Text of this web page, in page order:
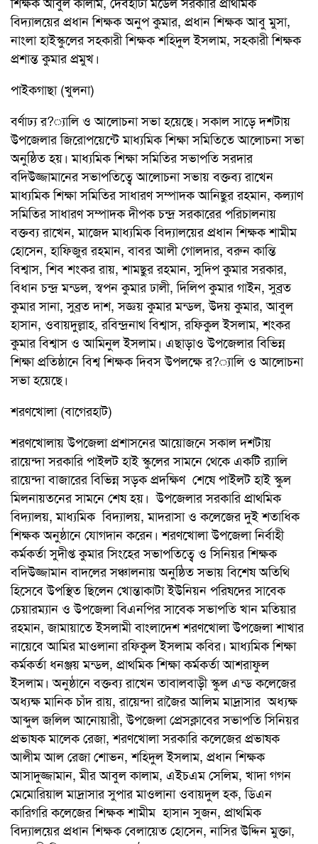
বিদ্যালয়ের প্রধান শিক্ষক অনুপ কুমার, প্রধান শিক্ষক আবু মুসা,
নাংলা হাইস্কুলের সহকারী শিক্ষক শহিদুল ইসলাম, সহকারী শিক্ষক
প্রশান্ত কুমার প্রমুখ।
পাইকগাছা (খুলনা)
বর্ণাঢ্য র?্যালি ও আলোচনা সভা হয়েছে। সকাল সাড়ে দশটায়
উপজেলার জিরোপয়েন্টে মাধ্যমিক শিক্ষা সমিতিতে আলোচনা সভা
অনুষ্ঠিত হয়। মাধ্যমিক শিক্ষা সমিতির সভাপতি সরদার
বদিউজ্জামানের সভাপতিত্বে আলোচনা সভায় বক্তব্য রাখেন
মাধ্যমিক শিক্ষা সমিতির সাধারণ সম্পাদক আনিছুর রহমান, কল্যাণ
সমিতির সাধারণ সম্পাদক দীপক চন্দ্র সরকারের পরিচালনায়
বক্তব্য রাখেন, মাজেদ মাধ্যমিক বিদ্যালয়ের প্রধান শিক্ষক শামীম
হোসেন, হাফিজুর রহমান, বাবর আলী গোলদার, বরুন কান্তি
বিশ্বাস, শিব শংকর রায়, শামছুর রহমান, সুদিপ কুমার সরকার,
বিধান চন্দ্র মন্ডল, স্বপন কুমার ঢালী, দিলিপ কুমার গাইন, সুব্রত
কুমার সানা, সুব্রত দাশ, সজ্ঞয় কুমার মন্ডল, উদয় কুমার, আবুল
হাসান, ওবায়দুল্লাহ, রবিন্দ্রনাথ বিশ্বাস, রফিকুল ইসলাম, শংকর
কুমার বিশ্বাস ও আমিনুল ইসলাম। এছাড়াও উপজেলার বিভিন্ন
শিক্ষা প্রতিষ্ঠানে বিশ্ব শিক্ষক দিবস উপলক্ষে র?্যালি ও আলোচনা
সভা হয়েছে।
শরণখোলা (বাগেরহাট)
শরণখোলায় উপজেলা প্রশাসনের আয়োজনে সকাল দশটায়
রায়েন্দা সরকারি পাইলট হাই স্কুলের সামনে থেকে একটি র‌্যালি
রায়েন্দা বাজারের বিভিন্ন সড়ক প্রদক্ষিণ শেষে পাইলট হাই স্কুল
মিলনায়তনের সামনে শেষ হয়। উপজেলার সরকারি প্রাথমিক
বিদ্যালয়, মাধ্যমিক বিদ্যালয়, মাদরাসা ও কলেজের দুই শতাধিক
শিক্ষক অনুষ্ঠানে যোগদান করেন। শরণখোলা উপজেলা নির্বাহী
কর্মকর্তা সুদীপ্ত কুমার সিংহের সভাপতিত্বে ও সিনিয়র শিক্ষক
বদিউজ্জামান বাদলের সঞ্চালনায় অনুষ্ঠিত সভায় বিশেষ অতিথি
হিসেবে উপস্থিত ছিলেন খোন্তাকাটা ইউনিয়ন পরিষদের সাবেক
চেয়ারম্যান ও উপজেলা বিএনপির সাবেক সভাপতি খান মতিয়ার
রহমান, জামায়াতে ইসলামী বাংলাদেশ শরণখোলা উপজেলা শাখার
নায়েবে আমির মাওলানা রফিকুল ইসলাম কবির। মাধ্যমিক শিক্ষা
কর্মকর্তা ধনঞ্জয় মন্ডল, প্রাথমিক শিক্ষা কর্মকর্তা আশরাফুল
ইসলাম। অনুষ্ঠানে বক্তব্য রাখেন তাবালবাড়ী স্কুল এন্ড কলেজের
অধ্যক্ষ মানিক চাঁদ রায়, রায়েন্দা রাজৈর আলিম মাদ্রাসার অধ্যক্ষ
আব্দুল জলিল আনোয়ারী, উপজেলা প্রেসক্লাবের সভাপতি সিনিয়র
প্রভাষক মালেক রেজা, শরণখোলা সরকারি কলেজের প্রভাষক
আলীম আল রেজা শোভন, শহিদুল ইসলাম, প্রধান শিক্ষক
আসাদুজ্জামান, মীর আবুল কালাম, এইচএম সেলিম, খাদা গগন
মেমোরিয়াল মাদ্রাসার সুপার মাওলানা ওবায়দুল হক, ডিএন
কারিগরি কলেজের শিক্ষক শামীম হাসান সুজন, প্রাথমিক
বিদ্যালয়ের প্রধান শিক্ষক বেলায়েত হোসেন, নাসির উদ্দিন মুক্তা,